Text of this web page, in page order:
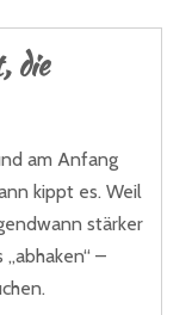
die
am Anfang
kippt es. Weil
stärker
–